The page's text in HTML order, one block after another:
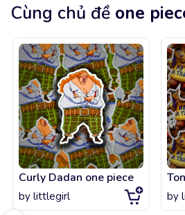
Cùng chủ đề one
Curly Dadan one piece
by littlegirl by